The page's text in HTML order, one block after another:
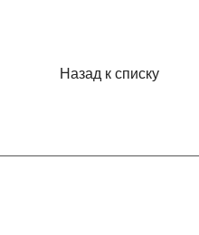
Назад к списку